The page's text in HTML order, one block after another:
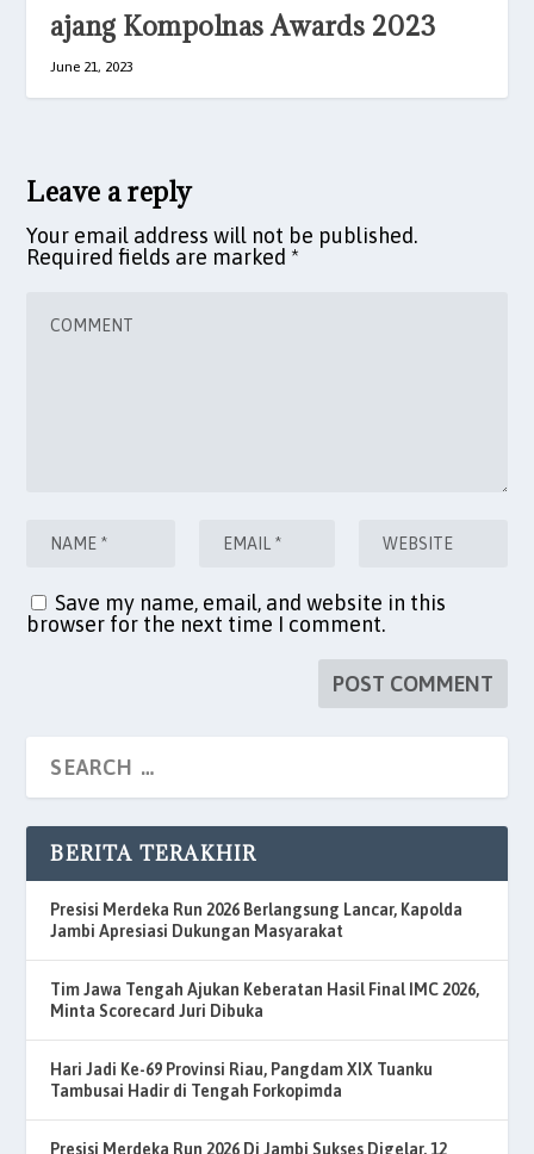
ajang Kompolnas Awards 2023
June 21, 2023
Leave a reply
Your email address will not be published.
Required fields are marked *
Save my name, email, and website in this
browser for the next time I comment.
BERITA TERAKHIR
Presisi Merdeka Run 2026 Berlangsung Lancar, Kapolda
Jambi Apresiasi Dukungan Masyarakat
Tim Jawa Tengah Ajukan Keberatan Hasil Final IMC 2026,
Minta Scorecard Juri Dibuka
Hari Jadi Ke-69 Provinsi Riau, Pangdam XIX Tuanku
Tambusai Hadir di Tengah Forkopimda
Presisi Merdeka Run 2026 Di Jambi Sukses Digelar, 12